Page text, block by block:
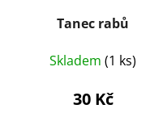
Tanec rabů
Skladem (1 ks)
30 Kč